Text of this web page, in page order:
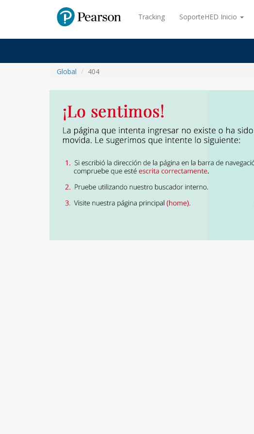
Pearson
Tracking SoporteHED Inicio
Global 404